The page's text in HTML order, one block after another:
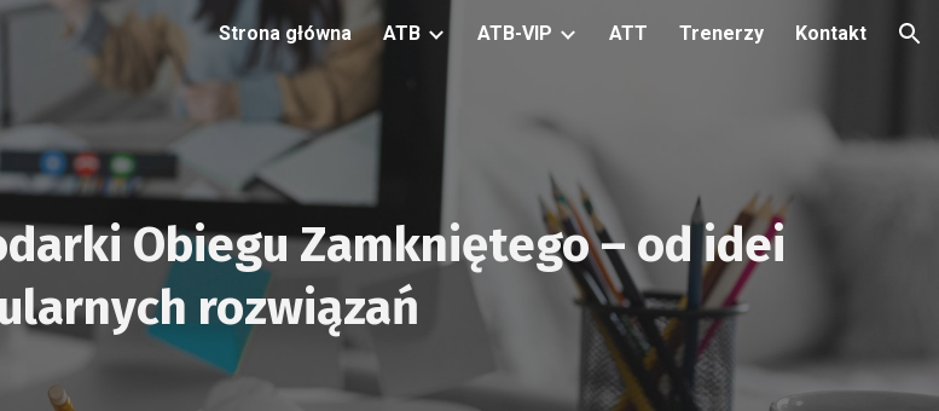
Skip to navigation
Strona główna ATB ATB-VIP ATT Trenerzy Kontakt
Obiegu Zamkniętego – od idei
rozwiązań